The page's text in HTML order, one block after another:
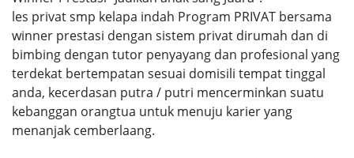
les privat smp kelapa indah Program PRIVAT bersama
winner prestasi dengan sistem privat dirumah dan di
bimbing dengan tutor penyayang dan profesional yang
terdekat bertempatan sesuai domisili tempat tinggal
anda, kecerdasan putra / putri mencerminkan suatu
kebanggan orangtua untuk menuju karier yang
menanjak cemberlaang.